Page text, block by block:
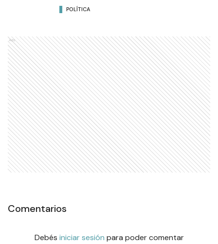
POLÍTICA
Ads
Comentarios
Debés iniciar sesión para poder comentar